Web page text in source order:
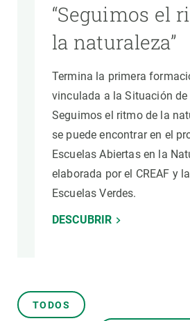
“Seguimos el
la naturaleza”
Termina la primera
vinculada a la Situación de
Seguimos el ritmo de la
se puede encontrar en el
Escuelas Abiertas en la
elaborada por el CREAF y
Escuelas Verdes.
DESCUBRIR
TODOS